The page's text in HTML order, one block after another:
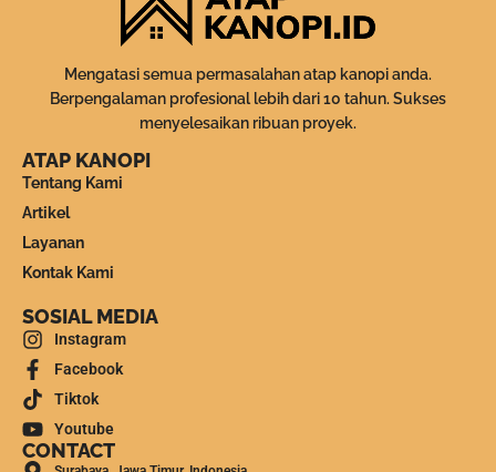
Mengatasi semua permasalahan atap kanopi anda.
Berpengalaman profesional lebih dari 10 tahun. Sukses
menyelesaikan ribuan proyek.
ATAP KANOPI
Tentang Kami
Artikel
Layanan
Kontak Kami
SOSIAL MEDIA
Instagram
Facebook
Tiktok
Youtube
CONTACT